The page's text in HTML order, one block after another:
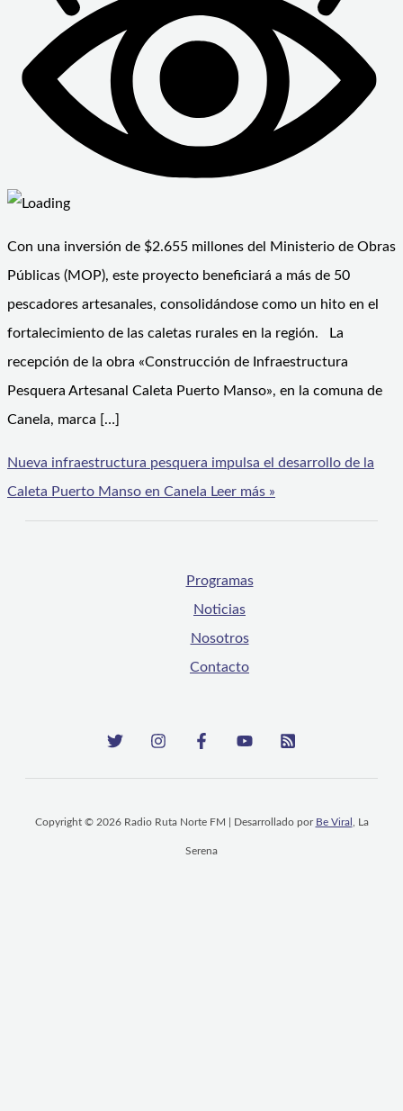
Con una inversión de $2.655 millones del Ministerio de Obras
Públicas (MOP), este proyecto beneficiará a más de 50
pescadores artesanales, consolidándose como un hito en el
fortalecimiento de las caletas rurales en la región. La
recepción de la obra «Construcción de Infraestructura
Pesquera Artesanal Caleta Puerto Manso», en la comuna de
Canela, marca […]
Nueva infraestructura pesquera impulsa el desarrollo de la
Caleta Puerto Manso en Canela Leer más »
Programas
Noticias
Nosotros
Contacto
Copyright © 2026 Radio Ruta Norte FM | Desarrollado por Be Viral , La
Serena